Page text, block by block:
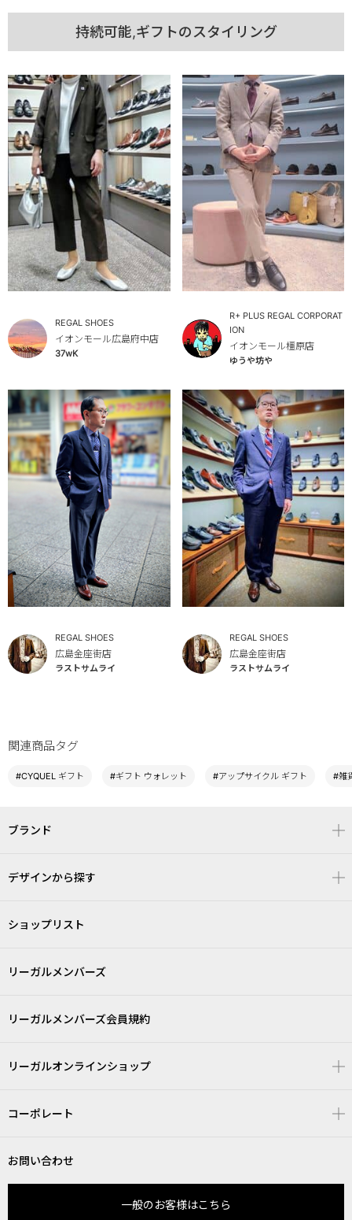
持続可能,ギフトのスタイリング
REGAL SHOES
イオンモール広島府中店
37wK
R+ PLUS REGAL CORPORAT
ION
イオンモール橿原店
ゆうや坊や
REGAL SHOES
広島金座街店
ラストサムライ
REGAL SHOES
広島金座街店
ラストサムライ
関連商品タグ
#CYQUEL ギフト #ギフト ウォレット #アップサイクル ギフト #雑
ブランド
デザインから探す
ショップリスト
リーガルメンバーズ
リーガルメンバーズ会員規約
リーガルオンラインショップ
コーポレート
お問い合わせ
一般のお客様はこちら